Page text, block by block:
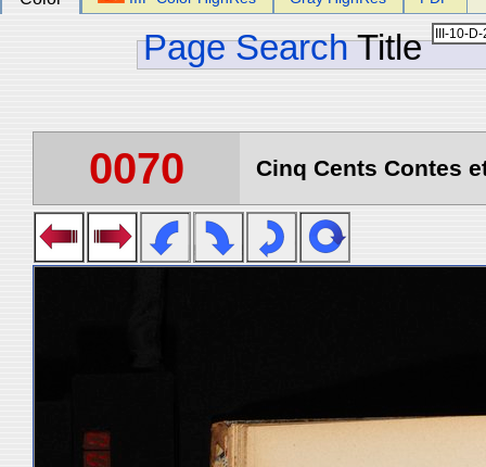
Page Search Title
0070 Cinq Cents Contes